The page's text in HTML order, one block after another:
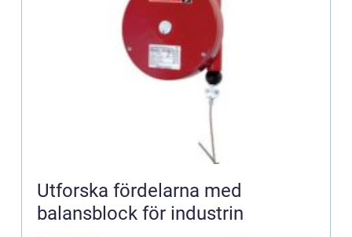
Utforska fördelarna med
balansblock för industrin